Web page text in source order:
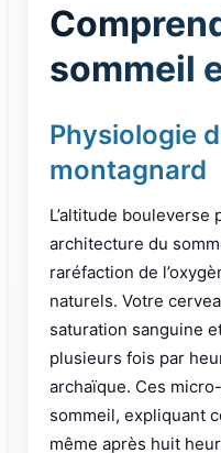
sommeil
Physiologie
montagnard
L’altitude
architecture du
raréfaction de
naturels. Votre
saturation sanguine
plusieurs fois par
archaïque. Ces
sommeil, expliquant
même après huit